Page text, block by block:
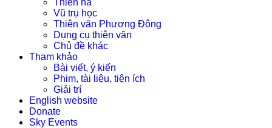
Thiên hà
Vũ trụ học
Thiên văn Phương Đông
Dụng cụ thiên văn
Chủ đề khác
Tham khảo
Bài viết, ý kiến
Phim, tài liệu, tiện ích
Giải trí
English website
Donate
Sky Events